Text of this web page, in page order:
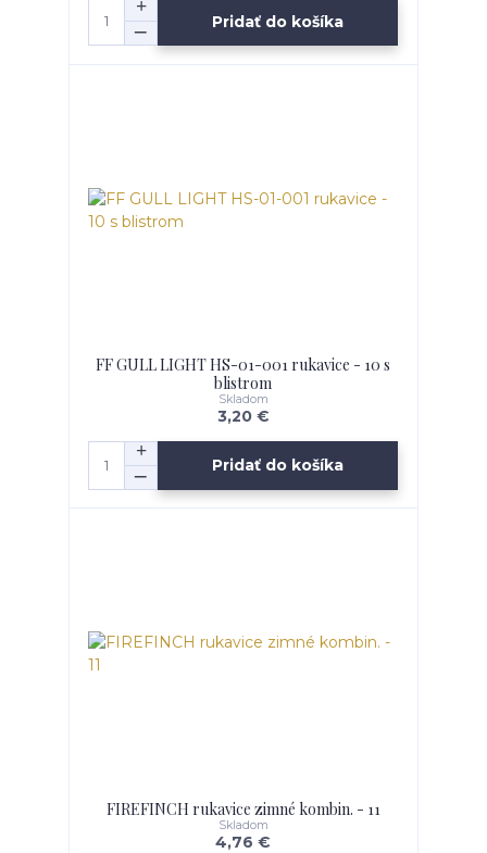
Pridať do košíka
FF GULL LIGHT HS-01-001 rukavice - 10 s
blistrom
3,20 €
Skladom
Pridať do košíka
FIREFINCH rukavice zimné kombin. - 11
4,76 €
Skladom